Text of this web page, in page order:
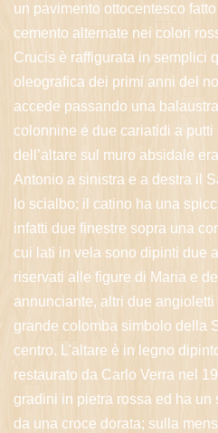
un pavimento ottocentesco
cemento alternate nei colori
Crucis è raffigurata in semplici
oleografica dei primi anni del
accede passando una
colonnine e due cariatidi a
dell’altare sul muro absidale
Antonio a sinistra e a destra il
lo scialbo; il catino ha una
infatti due finestre sopra una
cui lati in vela sono dipinti due
riservati alle figure di Maria e
annunciante, altri due
grande colomba simbolo della
centro. L'altare è in legno
restaurato da Carlo Verra nel
gradini in pietra rossa ed ha un
da una croce dorata; sulla